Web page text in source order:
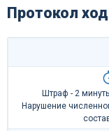
Протокол
Штраф - 2
Нарушение